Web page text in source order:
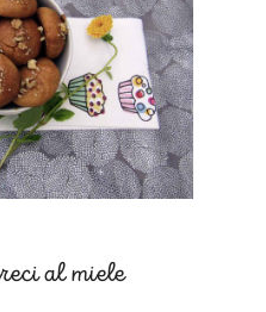
al miele